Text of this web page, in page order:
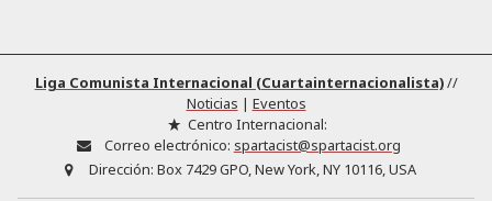
Liga Comunista Internacional (Cuartainternacionalista)//
Noticias | Eventos
Centro Internacional:
Correo electrónico: spartacist@spartacist.org
Dirección: Box 7429 GPO, New York, NY 10116, USA